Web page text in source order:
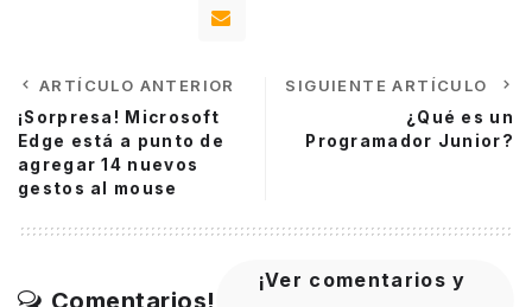
ARTÍCULO ANTERIOR
¡Sorpresa! Microsoft
Edge está a punto de
agregar 14 nuevos
gestos al mouse
SIGUIENTE ARTÍCULO
¿Qué es un
Programador Junior?
Comentarios!
¡Ver comentarios y